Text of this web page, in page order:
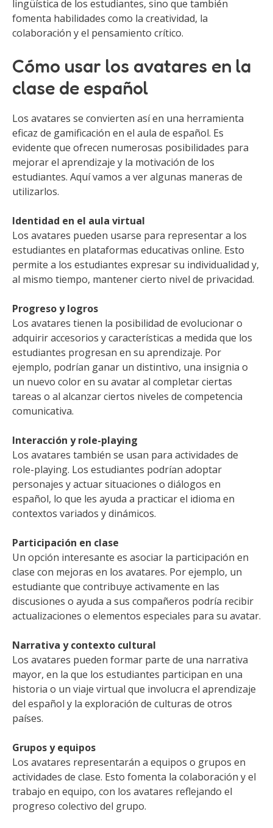
lingüística de los estudiantes, sino que también
fomenta habilidades como la creatividad, la
colaboración y el pensamiento crítico.
Cómo usar los avatares en la
clase de español
Los avatares se convierten así en una herramienta
eficaz de gamificación en el aula de español. Es
evidente que ofrecen numerosas posibilidades para
mejorar el aprendizaje y la motivación de los
estudiantes. Aquí vamos a ver algunas maneras de
utilizarlos.
Identidad en el aula virtual
Los avatares pueden usarse para representar a los
estudiantes en plataformas educativas online. Esto
permite a los estudiantes expresar su individualidad y,
al mismo tiempo, mantener cierto nivel de privacidad.
Progreso y logros
Los avatares tienen la posibilidad de evolucionar o
adquirir accesorios y características a medida que los
estudiantes progresan en su aprendizaje. Por
ejemplo, podrían ganar un distintivo, una insignia o
un nuevo color en su avatar al completar ciertas
tareas o al alcanzar ciertos niveles de competencia
comunicativa.
Interacción y role-playing
Los avatares también se usan para actividades de
role-playing. Los estudiantes podrían adoptar
personajes y actuar situaciones o diálogos en
español, lo que les ayuda a practicar el idioma en
contextos variados y dinámicos.
Participación en clase
Un opción interesante es asociar la participación en
clase con mejoras en los avatares. Por ejemplo, un
estudiante que contribuye activamente en las
discusiones o ayuda a sus compañeros podría recibir
actualizaciones o elementos especiales para su avatar.
Narrativa y contexto cultural
Los avatares pueden formar parte de una narrativa
mayor, en la que los estudiantes participan en una
historia o un viaje virtual que involucra el aprendizaje
del español y la exploración de culturas de otros
países.
Grupos y equipos
Los avatares representarán a equipos o grupos en
actividades de clase. Esto fomenta la colaboración y el
trabajo en equipo, con los avatares reflejando el
progreso colectivo del grupo.